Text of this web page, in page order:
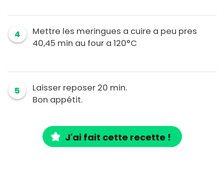
4
Mettre les meringues a cuire a peu pres
40,45 min au four a 120°C
5
Laisser reposer 20 min.
Bon appétit.
J'ai fait cette recette !